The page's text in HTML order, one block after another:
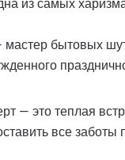
из самых
мастер бытовых
— это теплая
все заботы